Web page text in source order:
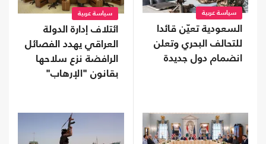
سياسة عربية
السعودية تعيّن قائدا
للتحالف البحري وتعلن
انضمام دول جديدة
سياسة عربية
ائتلاف إدارة الدولة
العراقي يهدد الفصائل
الرافضة نزع سلاحها
بقانون "الإرهاب"